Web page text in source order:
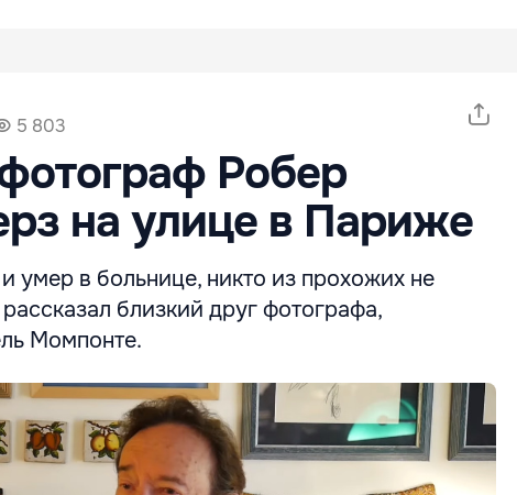
5 803
Робер
на улице в Париже
умер в больнице, никто из прохожих не
близкий друг фотографа,
Момпонте.